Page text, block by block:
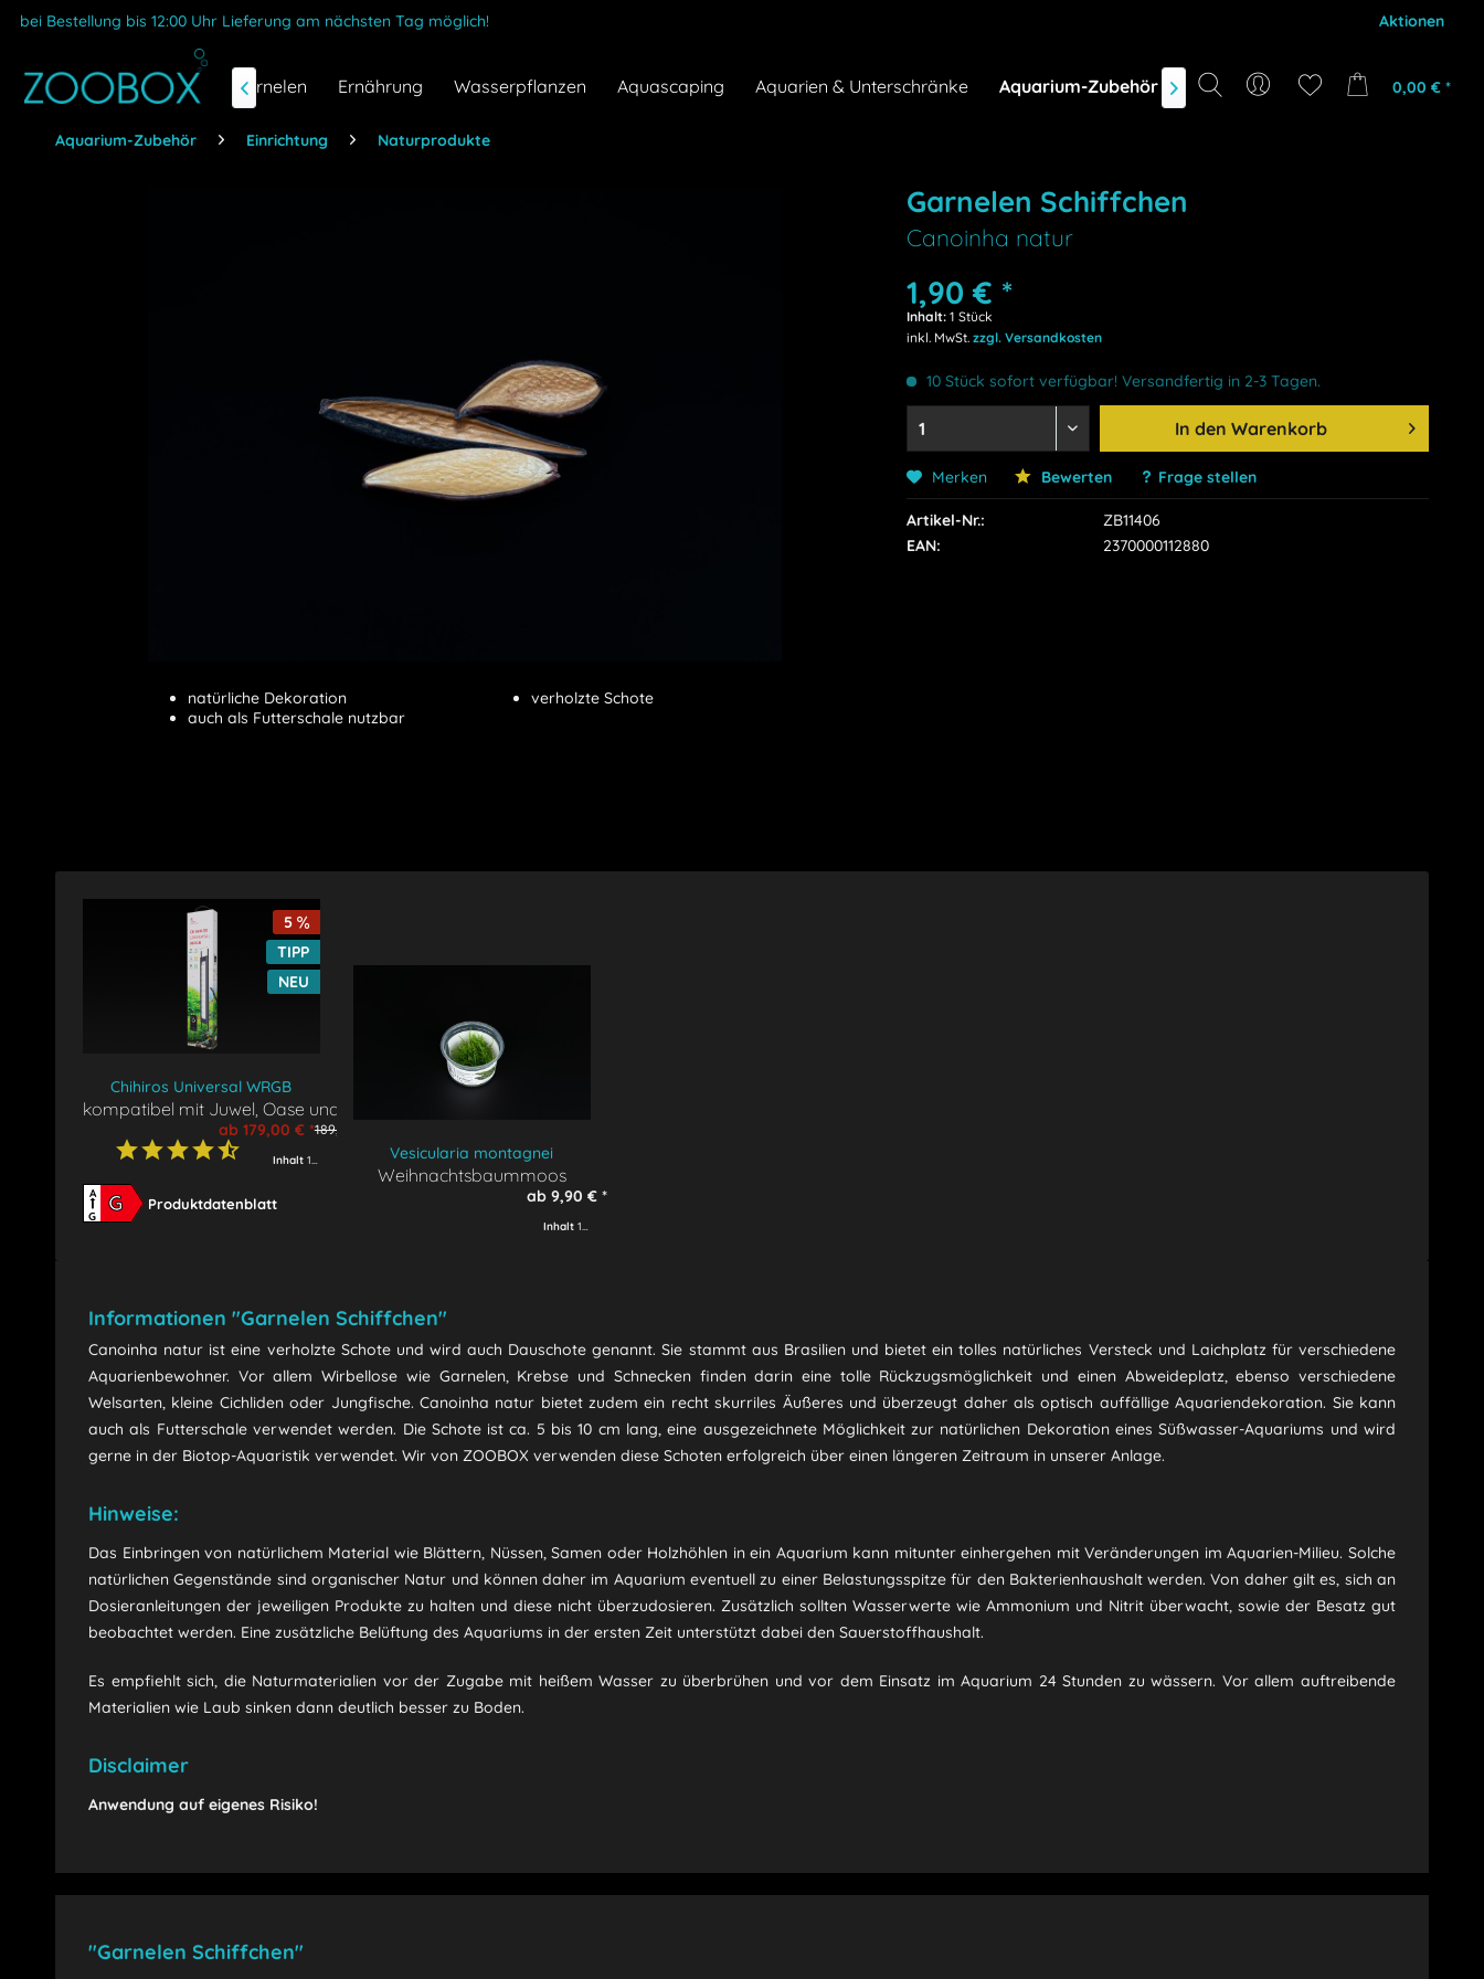
bei Bestellung bis 12:00 Uhr Lieferung am nächsten Tag möglich! Aktionen
0,00 € *
Fische & Garnelen Ernährung Wasserpflanzen Aquascaping Aquarien & Unterschränke Aquarium-Zubehör Gutscheine Marken NEU
 
Aquarium-Zubehör Einrichtung Naturprodukte
natürliche Dekoration
verholzte Schote
auch als Futterschale nutzbar
Garnelen Schiffchen
Canoinha natur
1,90 € *
Inhalt:1 Stück
inkl. MwSt.zzgl. Versandkosten
10 Stück sofort verfügbar! Versandfertig in 2-3 Tagen.
In den Warenkorb
Merken Bewerten Frage stellen
Artikel-Nr.:
ZB11406
EAN:
2370000112880
5
TIPP
NEU
Chihiros Universal WRGB
kompatibel mit Juwel, Oase und Eheim
ab 179,00 € *189,00 € *
Inhalt 1 Stück
G
A
G
Produktdatenblatt
Vesicularia montagnei
'Christmas Moss'
Weihnachtsbaummoos
ab 9,90 € *
Inhalt 1 Stück
Informationen "Garnelen Schiffchen"
Canoinha natur ist eine verholzte Schote und wird auch Dauschote genannt. Sie stammt aus Brasilien und bietet ein tolles natürliches Versteck und Laichplatz für verschiedene
Aquarienbewohner. Vor allem Wirbellose wie Garnelen, Krebse und Schnecken finden darin eine tolle Rückzugsmöglichkeit und einen Abweideplatz, ebenso verschiedene
Welsarten, kleine Cichliden oder Jungfische. Canoinha natur bietet zudem ein recht skurriles Äußeres und überzeugt daher als optisch auffällige Aquariendekoration. Sie kann
auch als Futterschale verwendet werden. Die Schote ist ca. 5 bis 10 cm lang, eine ausgezeichnete Möglichkeit zur natürlichen Dekoration eines Süßwasser-Aquariums und wird
gerne in der Biotop-Aquaristik verwendet. Wir von ZOOBOX verwenden diese Schoten erfolgreich über einen längeren Zeitraum in unserer Anlage.
Hinweise:
Das Einbringen von natürlichem Material wie Blättern, Nüssen, Samen oder Holzhöhlen in ein Aquarium kann mitunter einhergehen mit Veränderungen im Aquarien-Milieu. Solche
natürlichen Gegenstände sind organischer Natur und können daher im Aquarium eventuell zu einer Belastungsspitze für den Bakterienhaushalt werden. Von daher gilt es, sich an
Dosieranleitungen der jeweiligen Produkte zu halten und diese nicht überzudosieren. Zusätzlich sollten Wasserwerte wie Ammonium und Nitrit überwacht, sowie der Besatz gut
beobachtet werden. Eine zusätzliche Belüftung des Aquariums in der ersten Zeit unterstützt dabei den Sauerstoffhaushalt.
Es empfiehlt sich, die Naturmaterialien vor der Zugabe mit heißem Wasser zu überbrühen und vor dem Einsatz im Aquarium 24 Stunden zu wässern. Vor allem auftreibende
Materialien wie Laub sinken dann deutlich besser zu Boden.
Disclaimer
Anwendung auf eigenes Risiko!
"Garnelen Schiffchen"